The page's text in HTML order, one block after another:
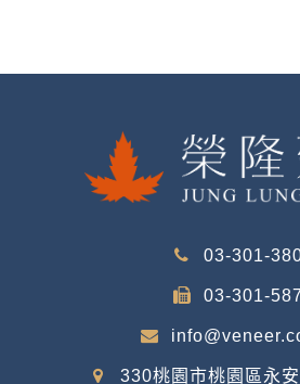
03-301-
03-301-
330桃園市桃園區永